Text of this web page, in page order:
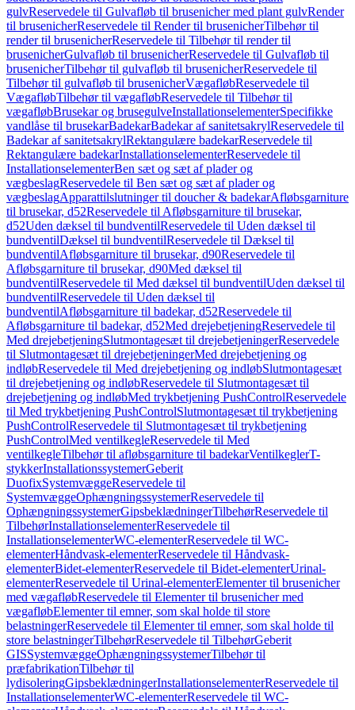
gulvReservedele til Gulvafløb til brusenicher med plant gulvRender
til brusenicherReservedele til Render til brusenicherTilbehør til
render til brusenicherReservedele til Tilbehør til render til
brusenicherGulvafløb til brusenicherReservedele til Gulvafløb til
brusenicherTilbehør til gulvafløb til brusenicherReservedele til
Tilbehør til gulvafløb til brusenicherVægafløbReservedele til
VægafløbTilbehør til vægafløbReservedele til Tilbehør til
vægafløbBrusekar og brusegulveInstallationselementerSpecifikke
vandlåse til brusekarBadekarBadekar af sanitetsakrylReservedele til
Badekar af sanitetsakrylRektangulære badekarReservedele til
Rektangulære badekarInstallationselementerReservedele til
InstallationselementerBen sæt og sæt af plader og
vægbeslagReservedele til Ben sæt og sæt af plader og
vægbeslagApparattilslutninger til doucher & badekarAfløbsgarniture
til brusekar, d52Reservedele til Afløbsgarniture til brusekar,
d52Uden dæksel til bundventilReservedele til Uden dæksel til
bundventilDæksel til bundventilReservedele til Dæksel til
bundventilAfløbsgarniture til brusekar, d90Reservedele til
Afløbsgarniture til brusekar, d90Med dæksel til
bundventilReservedele til Med dæksel til bundventilUden dæksel til
bundventilReservedele til Uden dæksel til
bundventilAfløbsgarniture til badekar, d52Reservedele til
Afløbsgarniture til badekar, d52Med drejebetjeningReservedele til
Med drejebetjeningSlutmontagesæt til drejebetjeningerReservedele
til Slutmontagesæt til drejebetjeningerMed drejebetjening og
indløbReservedele til Med drejebetjening og indløbSlutmontagesæt
til drejebetjening og indløbReservedele til Slutmontagesæt til
drejebetjening og indløbMed trykbetjening PushControlReservedele
til Med trykbetjening PushControlSlutmontagesæt til trykbetjening
PushControlReservedele til Slutmontagesæt til trykbetjening
PushControlMed ventilkegleReservedele til Med
ventilkegleTilbehør til afløbsgarniture til badekarVentilkeglerT-
stykkerInstallationssystemerGeberit
DuofixSystemvæggeReservedele til
SystemvæggeOphængningssystemerReservedele til
OphængningssystemerGipsbeklædningerTilbehørReservedele til
TilbehørInstallationselementerReservedele til
InstallationselementerWC-elementerReservedele til WC-
elementerHåndvask-elementerReservedele til Håndvask-
elementerBidet-elementerReservedele til Bidet-elementerUrinal-
elementerReservedele til Urinal-elementerElementer til brusenicher
med vægafløbReservedele til Elementer til brusenicher med
vægafløbElementer til emner, som skal holde til store
belastningerReservedele til Elementer til emner, som skal holde til
store belastningerTilbehørReservedele til TilbehørGeberit
GISSystemvæggeOphængningssystemerTilbehør til
præfabrikationTilbehør til
lydisoleringGipsbeklædningerInstallationselementerReservedele til
InstallationselementerWC-elementerReservedele til WC-